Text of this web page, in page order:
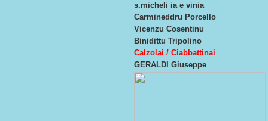
s.micheli ia e vinia
Carmineddru Porcello
Vicenzu Cosentinu
Binidittu Tripolino
Calzolai / Ciabbattinai
GERALDI Giuseppe